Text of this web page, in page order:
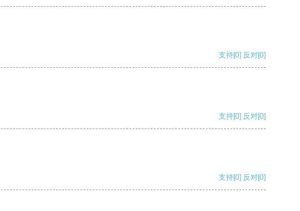
支持[0] 反对[0]
支持[0] 反对[0]
支持[0] 反对[0]